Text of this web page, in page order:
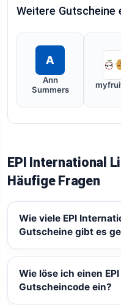
Weitere Gutscheine
A
Ann
Summers
EPI International
Häufige Fragen
Wie viele EPI
Gutscheine gibt es
Wie löse ich einen
Gutscheincode ein?